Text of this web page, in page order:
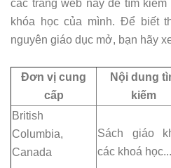
các trang web này để tìm
khóa học của mình. Để biết
nguyên giáo dục mở, bạn hãy
Đơn vị cung
cấp
Nội dung
kiếm
British
Columbia,
Canada
Sách giáo
các khoá học...